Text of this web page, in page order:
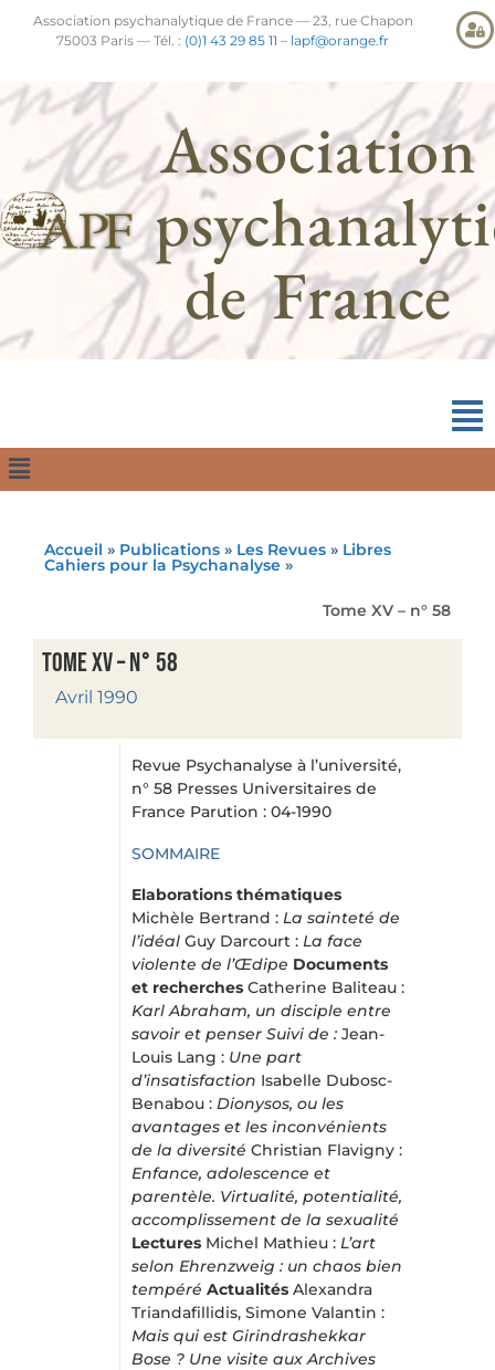
Association psychanalytique de France — 23, rue Chapon
75003 Paris — Tél. : (0)1 43 29 85 11 – lapf@orange.fr
Association
de France
Accueil » Publications » Les Revues » Libres
Cahiers pour la Psychanalyse »
Tome XV – n° 58
Tome XV – n° 58
Avril 1990
Revue Psychanalyse à l’université,
n° 58 Presses Universitaires de
France Parution : 04-1990
SOMMAIRE
Elaborations thématiques
Michèle Bertrand : La sainteté de
l’idéal Guy Darcourt : La face
violente de l’Œdipe Documents
et recherches Catherine Baliteau :
Karl Abraham, un disciple entre
savoir et penser Suivi de :Jean-
Louis Lang : Une part
d’insatisfaction Isabelle Dubosc-
Benabou : Dionysos, ou les
avantages et les inconvénients
de la diversité Christian Flavigny :
Enfance, adolescence et
parentèle. Virtualité, potentialité,
accomplissement de la sexualité
Lectures Michel Mathieu : L’art
selon Ehrenzweig : un chaos bien
tempéré Actualités Alexandra
Triandafillidis, Simone Valantin :
Mais qui est Girindrashekkar
Bose ? Une visite aux Archives